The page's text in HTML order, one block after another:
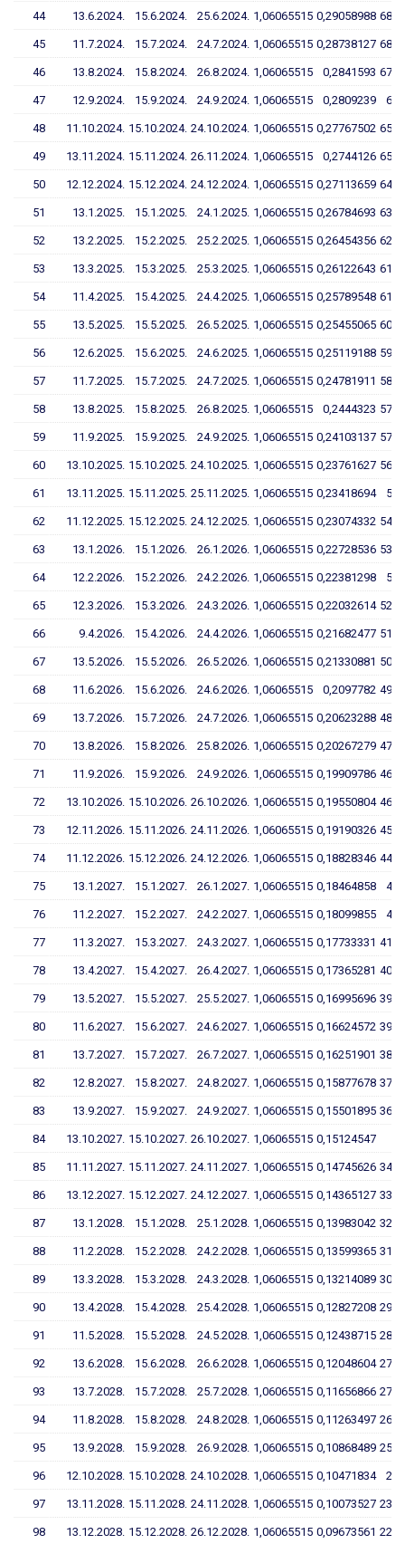
44 13.6.2024. 15.6.2024. 25.6.2024. 1,06065515 0,29058988
45 11.7.2024. 15.7.2024. 24.7.2024. 1,06065515 0,28738127
46 13.8.2024. 15.8.2024. 26.8.2024. 1,06065515 0,2841593
47 12.9.2024. 15.9.2024. 24.9.2024. 1,06065515 0,2809239
48 11.10.2024. 15.10.2024. 24.10.2024. 1,06065515 0,27767502
49 13.11.2024. 15.11.2024. 26.11.2024. 1,06065515 0,2744126
50 12.12.2024. 15.12.2024. 24.12.2024. 1,06065515 0,27113659
51 13.1.2025. 15.1.2025. 24.1.2025. 1,06065515 0,26784693
52 13.2.2025. 15.2.2025. 25.2.2025. 1,06065515 0,26454356
53 13.3.2025. 15.3.2025. 25.3.2025. 1,06065515 0,26122643
54 11.4.2025. 15.4.2025. 24.4.2025. 1,06065515 0,25789548
55 13.5.2025. 15.5.2025. 26.5.2025. 1,06065515 0,25455065
56 12.6.2025. 15.6.2025. 24.6.2025. 1,06065515 0,25119188
57 11.7.2025. 15.7.2025. 24.7.2025. 1,06065515 0,24781911
58 13.8.2025. 15.8.2025. 26.8.2025. 1,06065515 0,2444323
59 11.9.2025. 15.9.2025. 24.9.2025. 1,06065515 0,24103137
60 13.10.2025. 15.10.2025. 24.10.2025. 1,06065515 0,23761627
61 13.11.2025. 15.11.2025. 25.11.2025. 1,06065515 0,23418694
62 11.12.2025. 15.12.2025. 24.12.2025. 1,06065515 0,23074332
63 13.1.2026. 15.1.2026. 26.1.2026. 1,06065515 0,22728536
64 12.2.2026. 15.2.2026. 24.2.2026. 1,06065515 0,22381298
65 12.3.2026. 15.3.2026. 24.3.2026. 1,06065515 0,22032614
66 9.4.2026. 15.4.2026. 24.4.2026. 1,06065515 0,21682477
67 13.5.2026. 15.5.2026. 26.5.2026. 1,06065515 0,21330881
68 11.6.2026. 15.6.2026. 24.6.2026. 1,06065515 0,2097782
69 13.7.2026. 15.7.2026. 24.7.2026. 1,06065515 0,20623288
70 13.8.2026. 15.8.2026. 25.8.2026. 1,06065515 0,20267279
71 11.9.2026. 15.9.2026. 24.9.2026. 1,06065515 0,19909786
72 13.10.2026. 15.10.2026. 26.10.2026. 1,06065515 0,19550804
73 12.11.2026. 15.11.2026. 24.11.2026. 1,06065515 0,19190326
74 11.12.2026. 15.12.2026. 24.12.2026. 1,06065515 0,18828346
75 13.1.2027. 15.1.2027. 26.1.2027. 1,06065515 0,18464858
76 11.2.2027. 15.2.2027. 24.2.2027. 1,06065515 0,18099855
77 11.3.2027. 15.3.2027. 24.3.2027. 1,06065515 0,17733331
78 13.4.2027. 15.4.2027. 26.4.2027. 1,06065515 0,17365281
79 13.5.2027. 15.5.2027. 25.5.2027. 1,06065515 0,16995696
80 11.6.2027. 15.6.2027. 24.6.2027. 1,06065515 0,16624572
81 13.7.2027. 15.7.2027. 26.7.2027. 1,06065515 0,16251901
82 12.8.2027. 15.8.2027. 24.8.2027. 1,06065515 0,15877678
83 13.9.2027. 15.9.2027. 24.9.2027. 1,06065515 0,15501895
84 13.10.2027. 15.10.2027. 26.10.2027. 1,06065515 0,15124547
85 11.11.2027. 15.11.2027. 24.11.2027. 1,06065515 0,14745626
86 13.12.2027. 15.12.2027. 24.12.2027. 1,06065515 0,14365127
87 13.1.2028. 15.1.2028. 25.1.2028. 1,06065515 0,13983042
88 11.2.2028. 15.2.2028. 24.2.2028. 1,06065515 0,13599365
89 13.3.2028. 15.3.2028. 24.3.2028. 1,06065515 0,13214089
90 13.4.2028. 15.4.2028. 25.4.2028. 1,06065515 0,12827208
91 11.5.2028. 15.5.2028. 24.5.2028. 1,06065515 0,12438715
92 13.6.2028. 15.6.2028. 26.6.2028. 1,06065515 0,12048604
93 13.7.2028. 15.7.2028. 25.7.2028. 1,06065515 0,11656866
94 11.8.2028. 15.8.2028. 24.8.2028. 1,06065515 0,11263497
95 13.9.2028. 15.9.2028. 26.9.2028. 1,06065515 0,10868489
96 12.10.2028. 15.10.2028. 24.10.2028. 1,06065515 0,10471834
97 13.11.2028. 15.11.2028. 24.11.2028. 1,06065515 0,10073527
98 13.12.2028. 15.12.2028. 26.12.2028. 1,06065515 0,09673561